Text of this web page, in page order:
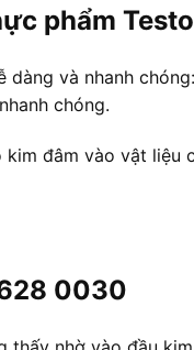
phẩm
và nhanh
chóng.
đâm vào vật
0030